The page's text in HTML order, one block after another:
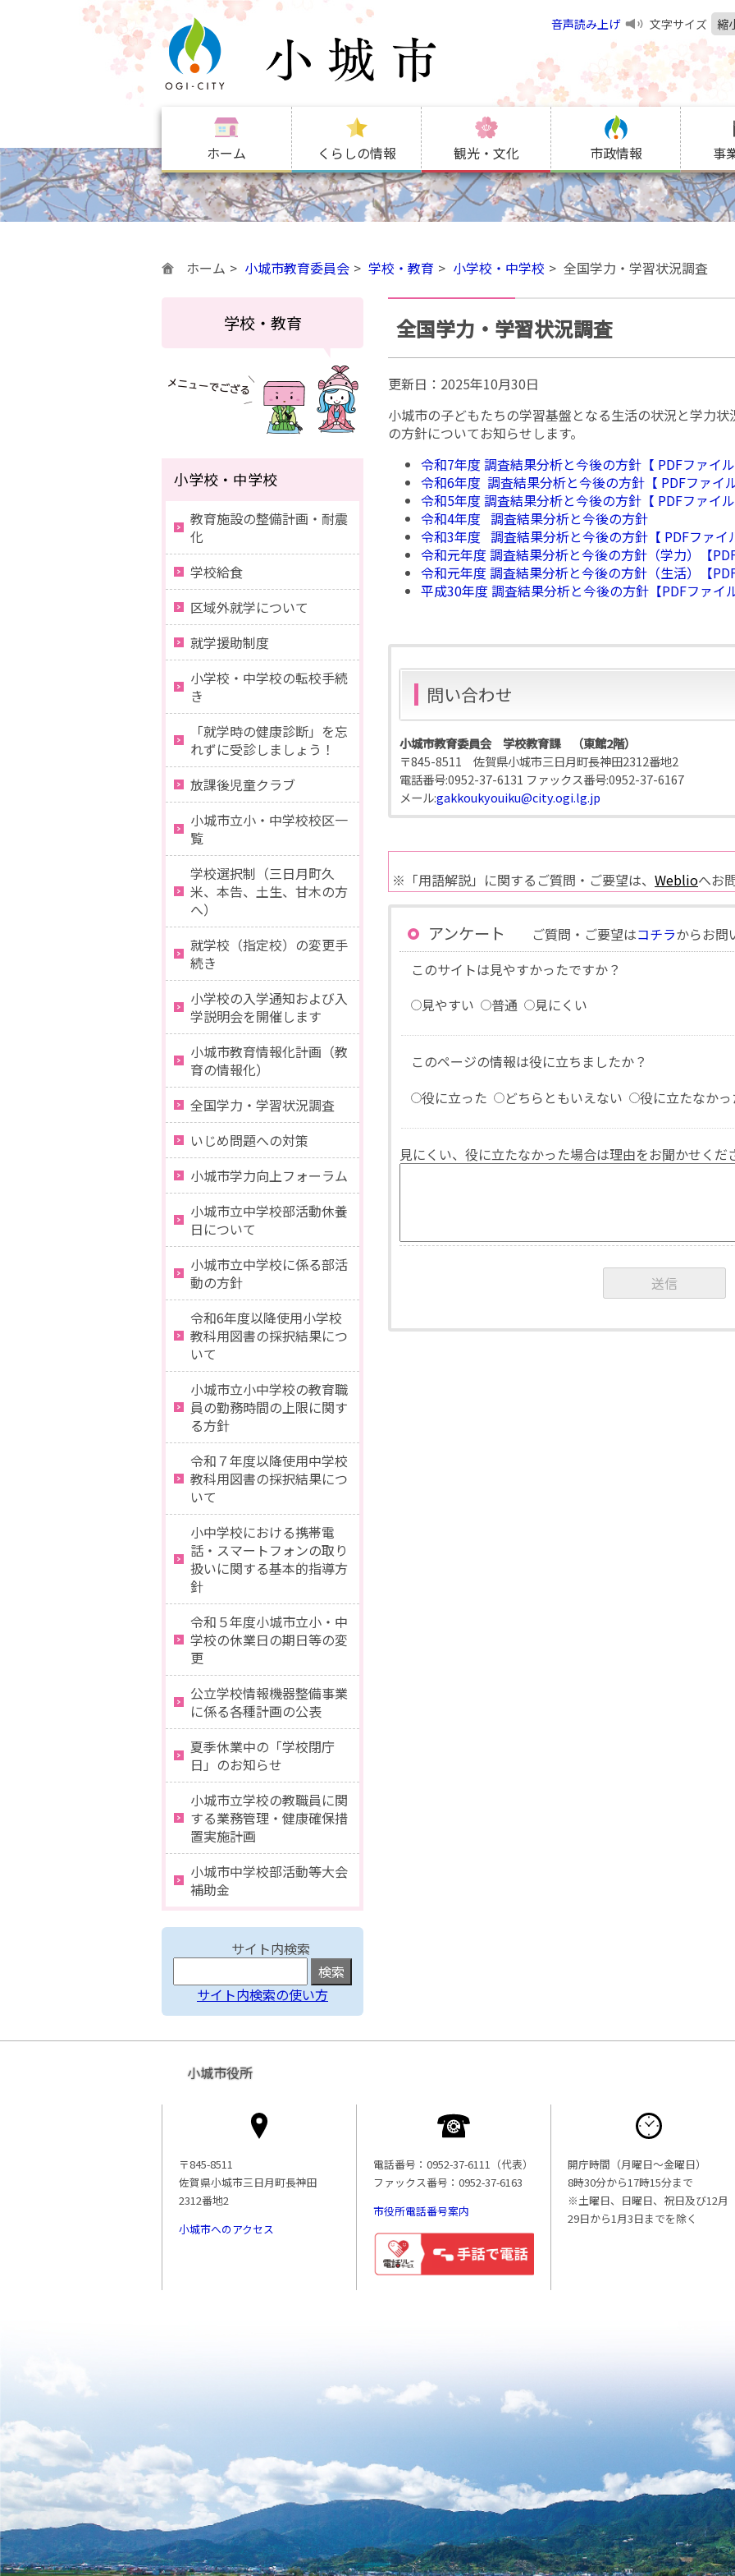
音声読み上げ 文字サイズ 縮
ホーム くらしの情報 観光・文化 市政情報 事
ホーム 小城市教育委員会 学校・教育 小学校・中学校 全国学力・学習状況調査
全国学力・学習状況調査
更新日： 2025年10月30日
小城市の子どもたちの学習基盤となる生活の状況と学力
の方針についてお知らせします。
令和7年度 調査結果分析と今後の方針【 PDFファイ
令和6年度 調査結果分析と今後の方針【 PDFファイ
令和5年度 調査結果分析と今後の方針【 PDFファイ
令和4年度 調査結果分析と今後の方針
令和3年度 調査結果分析と今後の方針【 PDFファイ
令和元年度 調査結果分析と今後の方針（学力）【
令和元年度 調査結果分析と今後の方針（生活）【
平成30年度 調査結果分析と今後の方針【PDFファイ
問い合わせ
小城市教育委員会 学校教育課 （東館2階）
〒845-8511 佐賀県小城市三日月町長神田2312番地2
電話番号:0952-37-6131 ファックス番号:0952-37-6167
メール:gakkoukyouiku@city.ogi.lg.jp
※「用語解説」に関するご質問・ご要望は、 Weblioへお
アンケート ご質問・ご要望はコチラからお問
このサイトは見やすかったですか？
見やすい
普通 見にくい
このページの情報は役に立ちましたか？
役に立った
どちらともいえない 役に立たなか
見にくい、役に立たなかった場合は理由をお聞かせくだ
学校・教育
小学校・中学校
教育施設の整備計画・耐震
化
学校給食
区域外就学について
就学援助制度
小学校・中学校の転校手続
き
「就学時の健康診断」を忘
れずに受診しましょう！
放課後児童クラブ
小城市立小・中学校校区一
覧
学校選択制（三日月町久
米、本告、土生、甘木の方
へ）
就学校（指定校）の変更手
続き
小学校の入学通知および入
学説明会を開催します
小城市教育情報化計画（教
育の情報化）
全国学力・学習状況調査
いじめ問題への対策
小城市学力向上フォーラム
小城市立中学校部活動休養
日について
小城市立中学校に係る部活
動の方針
令和6年度以降使用小学校
教科用図書の採択結果につ
いて
小城市立小中学校の教育職
員の勤務時間の上限に関す
る方針
令和７年度以降使用中学校
教科用図書の採択結果につ
いて
小中学校における携帯電
話・スマートフォンの取り
扱いに関する基本的指導方
針
令和５年度小城市立小・中
学校の休業日の期日等の変
更
公立学校情報機器整備事業
に係る各種計画の公表
夏季休業中の「学校閉庁
日」のお知らせ
小城市立学校の教職員に関
する業務管理・健康確保措
置実施計画
小城市中学校部活動等大会
補助金
サイト内検索
サイト内検索の使い方
小城市役所
〒845-8511
佐賀県小城市三日月町長神田
2312番地2
小城市へのアクセス
電話番号：0952-37-6111（代表）
ファックス番号：0952-37-6163
市役所電話番号案内
開庁時間（月曜日〜金曜日）
8時30分から17時15分まで
※土曜日、日曜日、祝日及び12月
29日から1月3日までを除く